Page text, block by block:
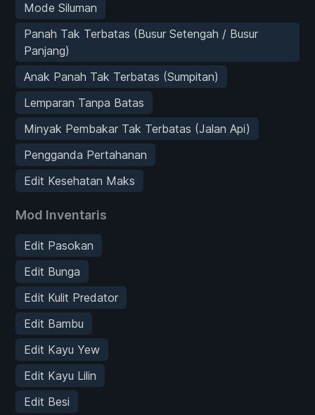
Mode Siluman
Panah Tak Terbatas (Busur Setengah / Busur
Panjang)
Anak Panah Tak Terbatas (Sumpitan)
Lemparan Tanpa Batas
Minyak Pembakar Tak Terbatas (Jalan Api)
Pengganda Pertahanan
Edit Kesehatan Maks
Mod Inventaris
Edit Pasokan
Edit Bunga
Edit Kulit Predator
Edit Bambu
Edit Kayu Yew
Edit Kayu Lilin
Edit Besi